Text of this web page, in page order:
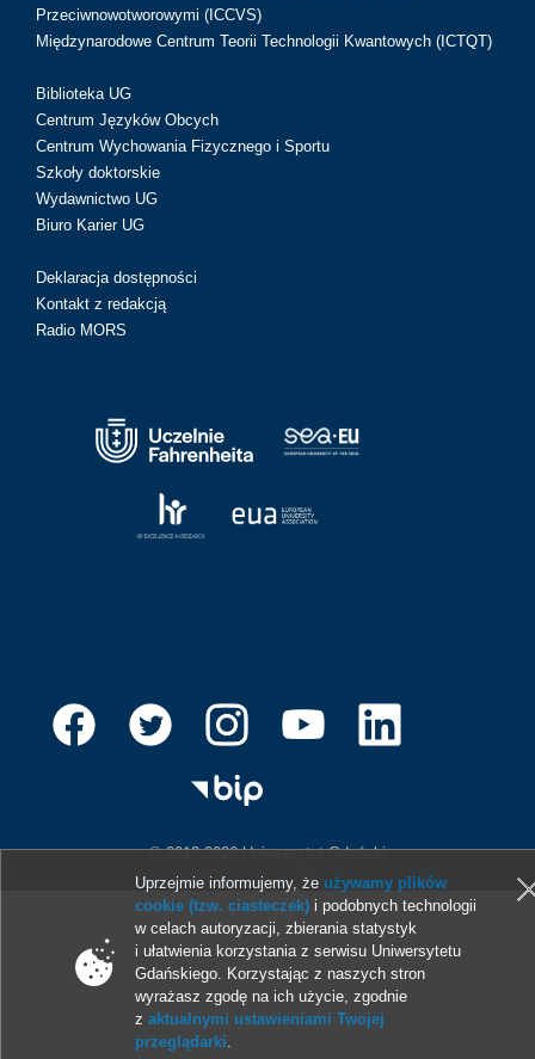
Przeciwnowotworowymi (ICCVS)
Międzynarodowe Centrum Teorii Technologii Kwantowych (ICTQT)
Biblioteka UG
Centrum Języków Obcych
Centrum Wychowania Fizycznego i Sportu
Szkoły doktorskie
Wydawnictwo UG
Biuro Karier UG
Deklaracja dostępności
Kontakt z redakcją
Radio MORS
© 2013-2026 Uniwersytet Gdański
Uprzejmie informujemy, że używamy plików
cookie (tzw. ciasteczek) i podobnych technologii
w celach autoryzacji, zbierania statystyk
i ułatwienia korzystania z serwisu Uniwersytetu
Gdańskiego. Korzystając z naszych stron
wyrażasz zgodę na ich użycie, zgodnie
zaktualnymi ustawieniami Twojej
przeglądarki.